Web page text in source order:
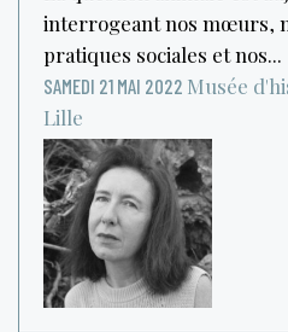
interrogeant nos mœurs,
pratiques sociales et nos...
SAMEDI 21 MAI 2022 Musée
Lille